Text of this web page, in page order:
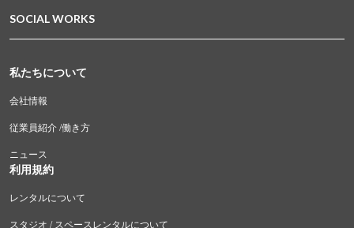
SOCIAL WORKS
私たちについて
会社情報
従業員紹介 /働き方
ニュース
利用規約
レンタルについて
スタジオ / スペースレンタルについて